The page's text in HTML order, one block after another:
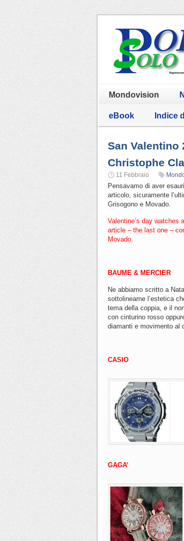
Mondovision
eBook Indice
San Valentino
Christophe
11 Febbraio
Pensavamo di aver
articolo, sicuramente
Grisogono e Movado.
Valentine’s day watches
article – the last one –
Movado
BAUME & MERCIER
Ne abbiamo scritto a
sottolinearne l’estetica
tema della coppia, e il
con cinturino rosso
diamanti e movimento al
CASIO
GAGA’